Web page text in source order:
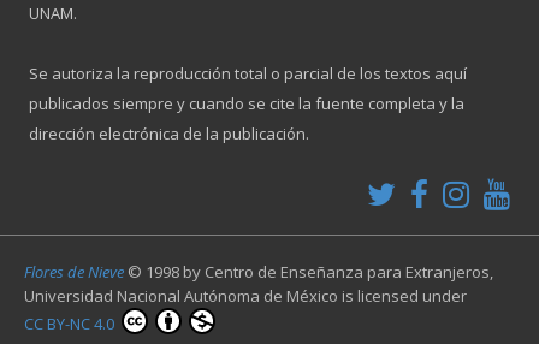
UNAM.
Se autoriza la reproducción total o parcial de los textos aquí
publicados siempre y cuando se cite la fuente completa y la
dirección electrónica de la publicación.
Flores de Nieve © 1998 by Centro de Enseñanza para Extranjeros,
Universidad Nacional Autónoma de México is licensed under
CC BY-NC 4.0